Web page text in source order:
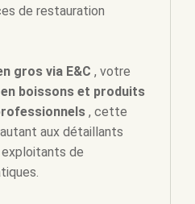
de restauration
gros via E&C , votre
boissons et produits
, cette
aux détaillants
exploitants de